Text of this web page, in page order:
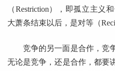
（Restriction），即孤立主义
大萧条结束以后，是对等（
竞争的另一面是合作，竞
无论是竞争，还是合作，都要